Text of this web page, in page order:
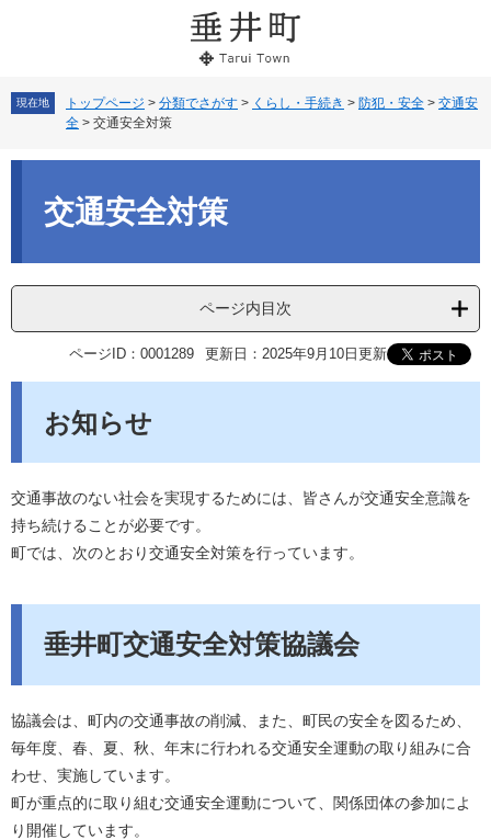
へ
現在地 トップページ > 分類でさがす > くらし・手続き > 防犯・安全 > 交通安
全 > 交通安全対策
交通安全対策
ページ内目次
ページID：0001289 更新日：2025年9月10日更新
お知らせ
交通事故のない社会を実現するためには、皆さんが交通安全意識を
持ち続けることが必要です。
町では、次のとおり交通安全対策を行っています。
垂井町交通安全対策協議会
協議会は、町内の交通事故の削減、また、町民の安全を図るため、
毎年度、春、夏、秋、年末に行われる交通安全運動の取り組みに合
わせ、実施しています。
町が重点的に取り組む交通安全運動について、関係団体の参加によ
り開催しています。